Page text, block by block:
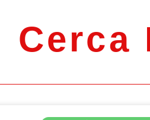
Cerca